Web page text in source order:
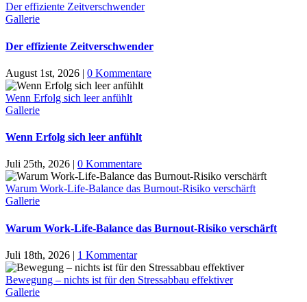
Der effiziente Zeitverschwender
Gallerie
Der effiziente Zeitverschwender
August 1st, 2026 | 0 Kommentare
Wenn Erfolg sich leer anfühlt
Gallerie
Wenn Erfolg sich leer anfühlt
Juli 25th, 2026 | 0 Kommentare
Warum Work-Life-Balance das Burnout-Risiko verschärft
Gallerie
Warum Work-Life-Balance das Burnout-Risiko verschärft
Juli 18th, 2026 | 1 Kommentar
Bewegung – nichts ist für den Stressabbau effektiver
Gallerie